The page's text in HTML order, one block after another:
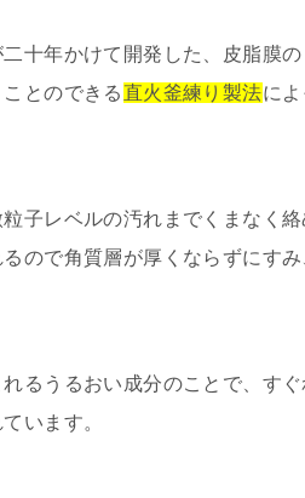
十年かけて開発した、皮脂膜
とのできる 直火釜練り製法に
子レベルの汚れまでくまなく
ので角質層が厚くならずにす
るうるおい成分のことで、す
います。